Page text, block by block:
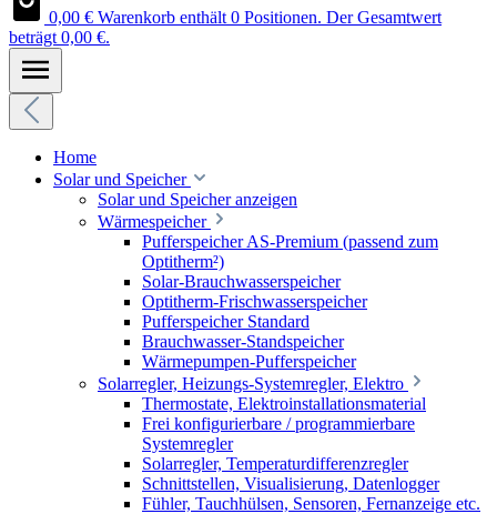
0,00 € Warenkorb enthält 0 Positionen. Der Gesamtwert
beträgt 0,00 €.
Home
Solar und Speicher
Solar und Speicher anzeigen
Wärmespeicher
Pufferspeicher AS-Premium (passend zum
Optitherm²)
Solar-Brauchwasserspeicher
Optitherm-Frischwasserspeicher
Pufferspeicher Standard
Brauchwasser-Standspeicher
Wärmepumpen-Pufferspeicher
Solarregler, Heizungs-Systemregler, Elektro
Thermostate, Elektroinstallationsmaterial
Frei konfigurierbare / programmierbare
Systemregler
Solarregler, Temperaturdifferenzregler
Schnittstellen, Visualisierung, Datenlogger
Fühler, Tauchhülsen, Sensoren, Fernanzeige etc.